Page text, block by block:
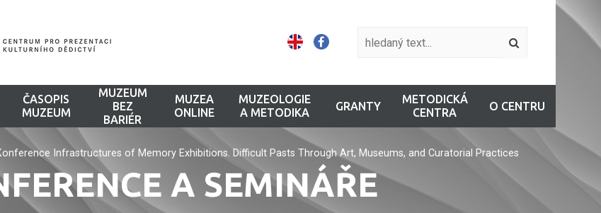
ČASOPIS
MUZEUM
MUZEUM
BEZ
BARIÉR
MUZEA
ONLINE
MUZEOLOGIE
A METODIKA
GRANTY
METODICKÁ
CENTRA
O CENTRU
Infrastructures of Memory Exhibitions. Difficult Pasts Through Art, Museums, and Curatorial Practices
A SEMINÁŘE